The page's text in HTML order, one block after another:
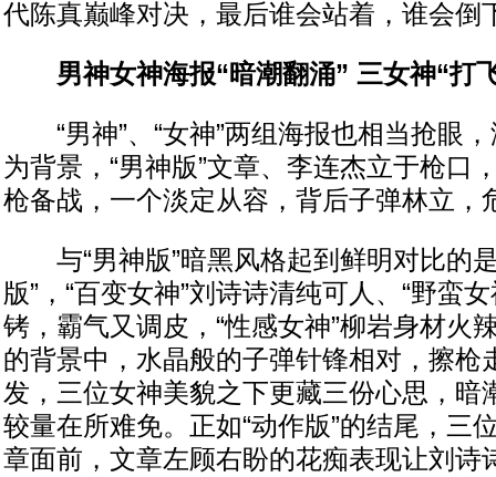
代陈真巅峰对决，最后谁会站着，谁会倒
男神女神海报“暗潮翻涌” 三女神“打
“男神”、“女神”两组海报也相当抢眼，
为背景，“男神版”文章、李连杰立于枪口
枪备战，一个淡定从容，背后子弹林立，
与“男神版”暗黑风格起到鲜明对比的
版”，“百变女神”刘诗诗清纯可人、“野蛮
铐，霸气又调皮，“性感女神”柳岩身材火
的背景中，水晶般的子弹针锋相对，擦枪
发，三位女神美貌之下更藏三份心思，暗
较量在所难免。正如“动作版”的结尾，三
章面前，文章左顾右盼的花痴表现让刘诗